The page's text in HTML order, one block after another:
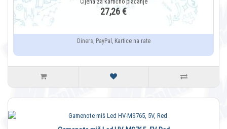
27,26 €
Diners, PayPal, Kartice na rate